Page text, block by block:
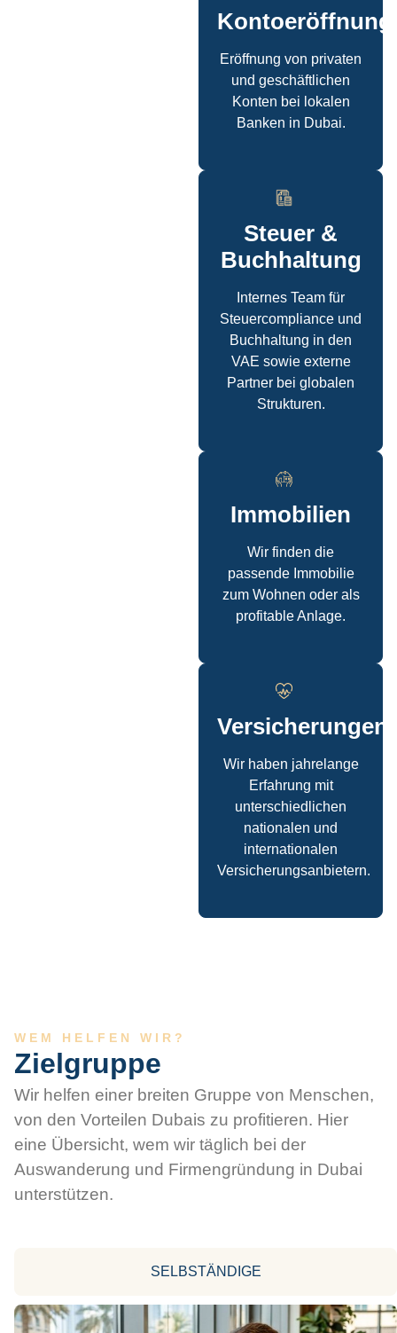
Kontoeröffnung
Eröffnung von privaten
und geschäftlichen
Konten bei lokalen
Banken in Dubai.
Steuer &
Buchhaltung
Internes Team für
Steuercompliance und
Buchhaltung in den
VAE sowie externe
Partner bei globalen
Strukturen.
Immobilien
Wir finden die
passende Immobilie
zum Wohnen oder als
profitable Anlage.
Versicherungen
Wir haben jahrelange
Erfahrung mit
unterschiedlichen
nationalen und
internationalen
Versicherungsanbietern.
WEM HELFEN WIR?
Zielgruppe
Wir helfen einer breiten Gruppe von Menschen,
von den Vorteilen Dubais zu profitieren. Hier
eine Übersicht, wem wir täglich bei der
Auswanderung und Firmengründung in Dubai
unterstützen.
SELBSTÄNDIGE